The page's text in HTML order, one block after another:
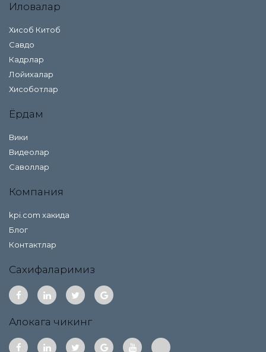
Иловалар
Хисоб Китоб
Савдо
Кадрлар
Лойихалар
Хисоботлар
Ёрдам
Вики
Видеолар
Саволлар
Компания
kpi.com хакида
Блог
Контактлар
Сахифаларимиз
Алокага чикинг